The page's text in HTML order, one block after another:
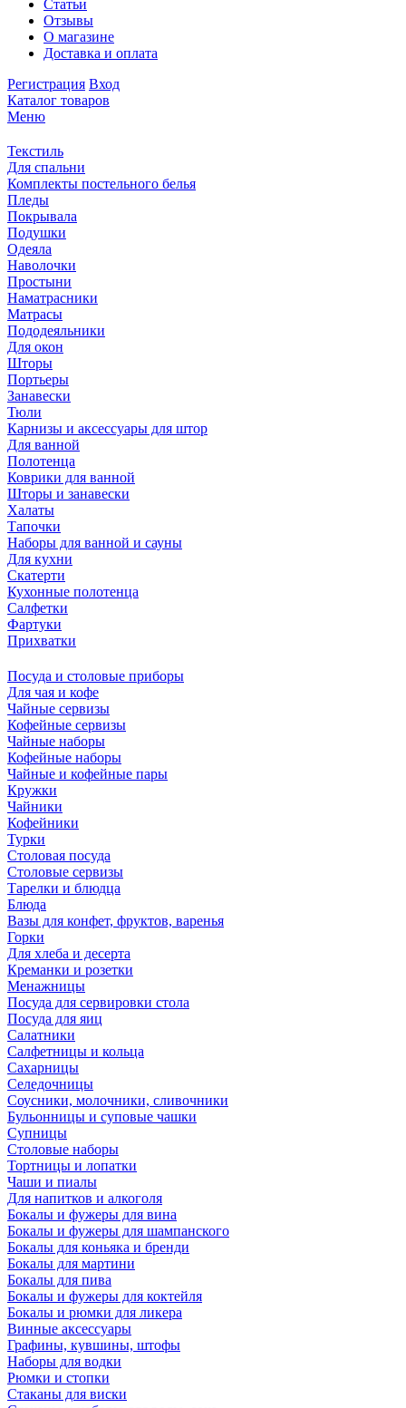
Статьи
Отзывы
О магазине
Доставка и оплата
Регистрация Вход
Каталог товаров
Меню
Текстиль
Для спальни
Комплекты постельного белья
Пледы
Покрывала
Подушки
Одеяла
Наволочки
Простыни
Наматрасники
Матрасы
Пододеяльники
Для окон
Шторы
Портьеры
Занавески
Тюли
Карнизы и аксессуары для штор
Для ванной
Полотенца
Коврики для ванной
Шторы и занавески
Халаты
Тапочки
Наборы для ванной и сауны
Для кухни
Скатерти
Кухонные полотенца
Салфетки
Фартуки
Прихватки
Посуда и столовые приборы
Для чая и кофе
Чайные сервизы
Кофейные сервизы
Чайные наборы
Кофейные наборы
Чайные и кофейные пары
Кружки
Чайники
Кофейники
Турки
Столовая посуда
Столовые сервизы
Тарелки и блюдца
Блюда
Вазы для конфет, фруктов, варенья
Горки
Для хлеба и десерта
Креманки и розетки
Менажницы
Посуда для сервировки стола
Посуда для яиц
Салатники
Салфетницы и кольца
Сахарницы
Селедочницы
Соусники, молочники, сливочники
Бульонницы и суповые чашки
Супницы
Столовые наборы
Тортницы и лопатки
Чаши и пиалы
Для напитков и алкоголя
Бокалы и фужеры для вина
Бокалы и фужеры для шампанского
Бокалы для коньяка и бренди
Бокалы для мартини
Бокалы для пива
Бокалы и фужеры для коктейля
Бокалы и рюмки для ликера
Винные аксессуары
Графины, кувшины, штофы
Наборы для водки
Рюмки и стопки
Стаканы для виски